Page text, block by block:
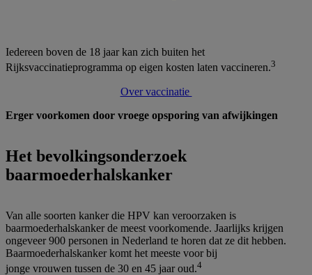
Iedereen boven de 18 jaar kan zich buiten het
Rijksvaccinatieprogramma op eigen kosten laten vaccineren.3
Over vaccinatie
Erger voorkomen door vroege opsporing van afwijkingen
Het bevolkingsonderzoek
baarmoederhalskanker
Van alle soorten kanker die HPV kan veroorzaken is
baarmoederhalskanker de meest voorkomende. Jaarlijks krijgen
ongeveer 900 personen in Nederland te horen dat ze dit hebben.
Baarmoederhalskanker komt het meeste voor bij
jonge vrouwen tussen de 30 en 45 jaar oud.4